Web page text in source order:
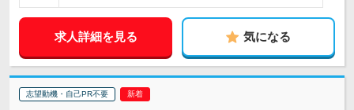
求人詳細を見る 気になる
志望動機・自己PR不要